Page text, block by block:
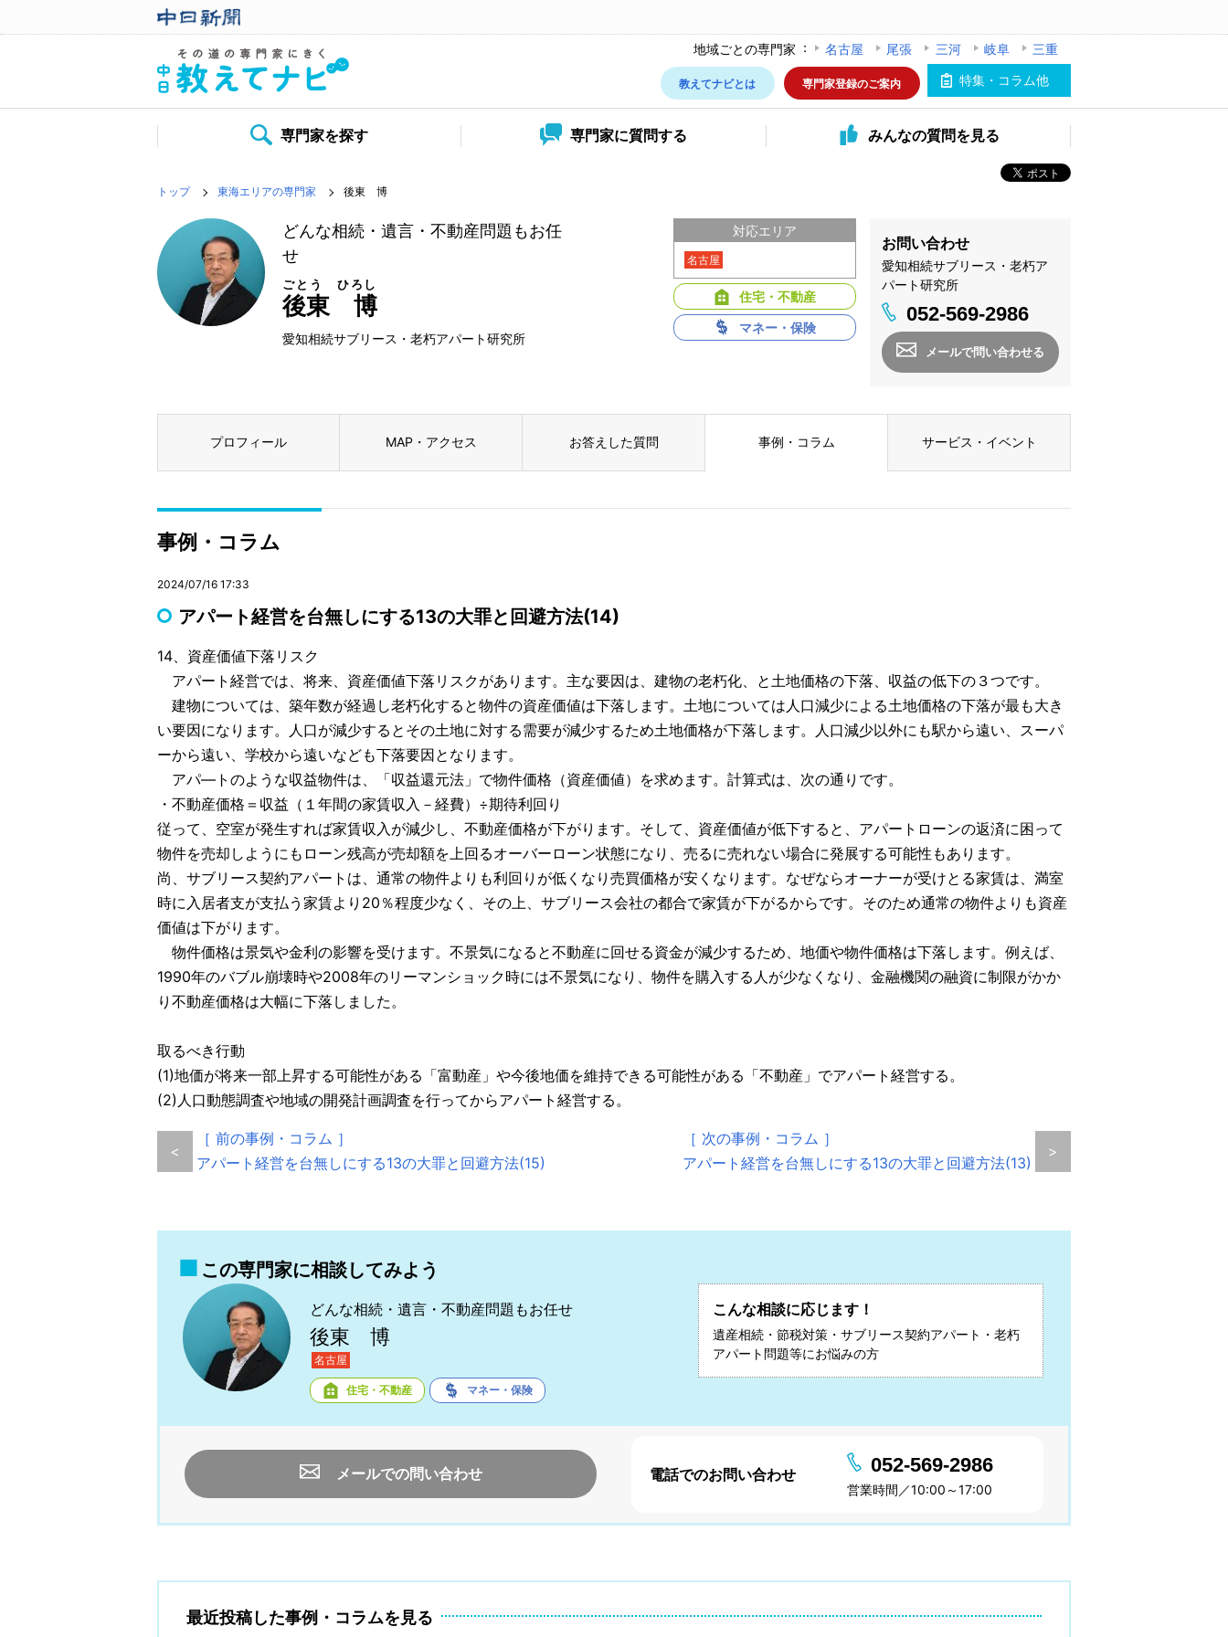
地域ごとの専門家 名古屋 尾張 三河 岐阜
三重
特集・コラム他
教えてナビとは 専門家登録のご案内
専門家を探す 専門家に質問する みんなの質問を見る
トップ 東海エリアの専門家 後東 博
どんな相続・遺言・不動産問題もお任
せ
後東 博
ごとう ひろし
愛知相続サブリース・老朽アパート研究所
お問い合わせ
愛知相続サブリース・老朽ア
パート研究所
052-569-2986
メールで問い合わせる
対応エリア
名古屋
住宅・不動産
マネー・保険
プロフィール MAP・アクセス お答えした質問 事例・コラム サービス・イベント
事例・コラム
2024/07/16 17:33
アパート経営を台無しにする13の大罪と回避方法(14)
14、資産価値下落リスク
アパート経営では、将来、資産価値下落リスクがあります。主な要因は、建物の老朽化、と土地価格の下落、収益の低下の３つです。
建物については、築年数が経過し老朽化すると物件の資産価値は下落します。土地については人口減少による土地価格の下落が最も大き
い要因になります。人口が減少するとその土地に対する需要が減少するため土地価格が下落します。人口減少以外にも駅から遠い、スーパ
ーから遠い、学校から遠いなども下落要因となります。
アパ―トのような収益物件は、「収益還元法」で物件価格（資産価値）を求めます。計算式は、次の通りです。
・不動産価格＝収益（１年間の家賃収入－経費）÷期待利回り
従って、空室が発生すれば家賃収入が減少し、不動産価格が下がります。そして、資産価値が低下すると、アパートローンの返済に困って
物件を売却しようにもローン残高が売却額を上回るオーバーローン状態になり、売るに売れない場合に発展する可能性もあります。
尚、サブリース契約アパートは、通常の物件よりも利回りが低くなり売買価格が安くなります。なぜならオーナーが受けとる家賃は、満室
時に入居者支が支払う家賃より20％程度少なく、その上、サブリース会社の都合で家賃が下がるからです。そのため通常の物件よりも資産
価値は下がります。
物件価格は景気や金利の影響を受けます。不景気になると不動産に回せる資金が減少するため、地価や物件価格は下落します。例えば、
1990年のバブル崩壊時や2008年のリーマンショック時には不景気になり、物件を購入する人が少なくなり、金融機関の融資に制限がかか
り不動産価格は大幅に下落しました。
取るべき行動
(1)地価が将来一部上昇する可能性がある「富動産」や今後地価を維持できる可能性がある「不動産」でアパート経営する。
(2)人口動態調査や地域の開発計画調査を行ってからアパート経営する。
<
［ 前の事例・コラム ］
アパート経営を台無しにする13の大罪と回避方法(15)
［ 次の事例・コラム ］
アパート経営を台無しにする13の大罪と回避方法(13)
>
この専門家に相談してみよう
どんな相続・遺言・不動産問題もお任せ
後東 博
名古屋
住宅・不動産 マネー・保険
こんな相談に応じます！
遺産相続・節税対策・サブリース契約アパート・老朽
アパート問題等にお悩みの方
メールでの問い合わせ 電話でのお問い合わせ 052-569-2986
営業時間／10:00～17:00
最近投稿した事例・コラムを見る